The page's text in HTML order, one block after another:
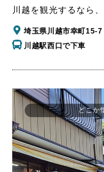
川越を観光するなら
埼玉県川越市幸町15-7
川越駅西口で下車
どこか